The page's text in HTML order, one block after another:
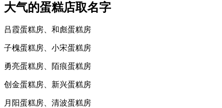
大气的蛋糕店取名字
吕霞蛋糕房、和彪蛋糕房
子槐蛋糕房、小宋蛋糕房
勇亮蛋糕房、陌痕蛋糕房
创金蛋糕房、新兴蛋糕房
月阳蛋糕房、清波蛋糕房